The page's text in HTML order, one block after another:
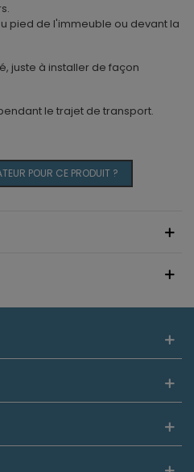
pied de l'immeuble ou devant la
juste à installer de façon
le trajet de transport.
POUR CE PRODUIT ?